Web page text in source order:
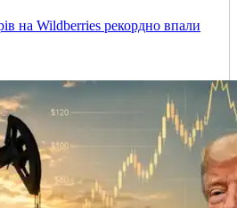
на Wildberries рекордно впали